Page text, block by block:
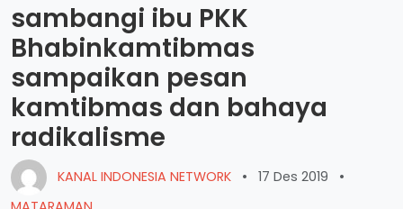
sambangi ibu PKK
Bhabinkamtibmas
sampaikan pesan
kamtibmas dan bahaya
radikalisme
KANAL INDONESIA NETWORK • 17 Des 2019
•